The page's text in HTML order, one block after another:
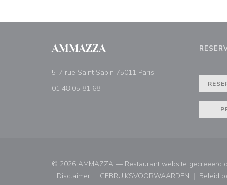
AMMAZZA
5-7 rue Saint Sabin 75011 Paris
01 48 05 81 68
© 2026 AMMAZZA — Restaurant website gecreëerd
Disclaimer
((opent in een nieuw venster))
GEBRUIKSVOORWAARDEN
((opent in een nieuw
Beleid